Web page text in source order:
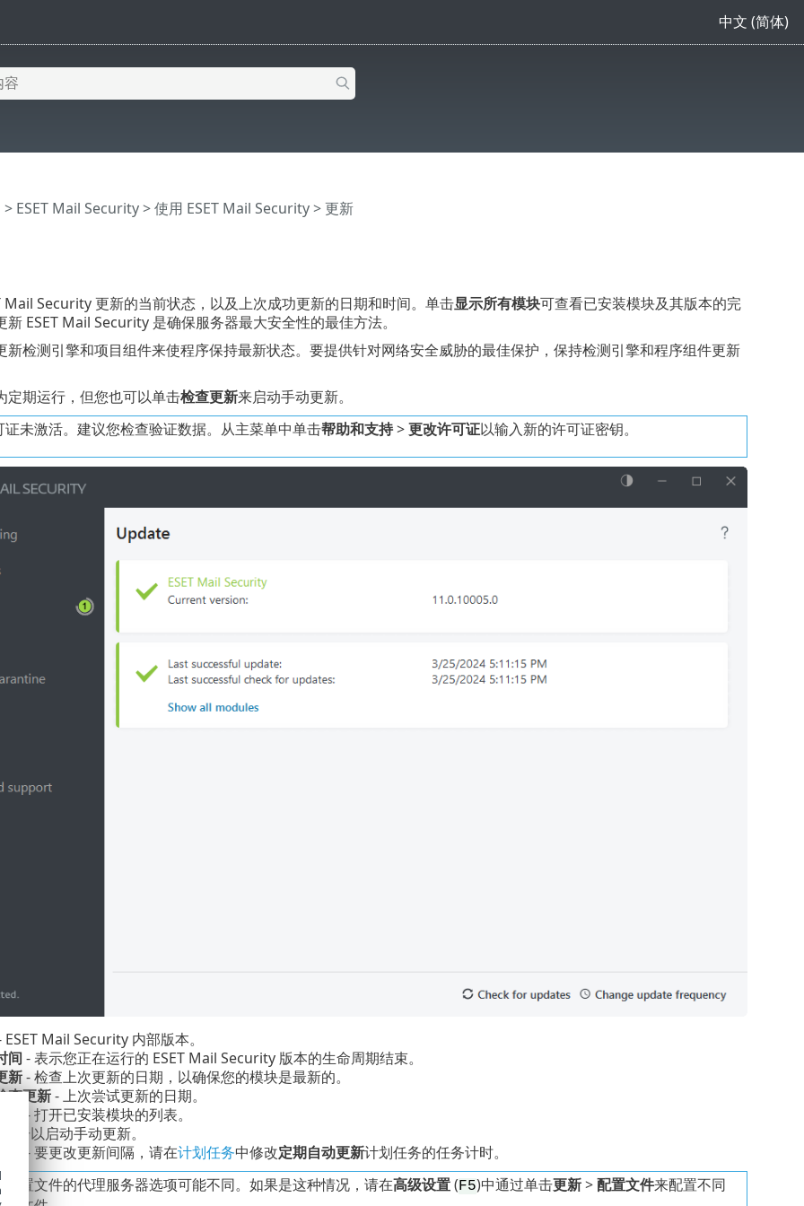
中文 (简体)
> ESET Mail Security>使用 ESET Mail Security> 更新
Mail Security 更新的当前状态，以及上次成功更新的日期和时间。单击显示所有模块可查看已安装模块及其版本的完
ESET Mail Security 是确保服务器最大安全性的最佳方法。
新检测引擎和项目组件来使程序保持最新状态。要提供针对网络安全威胁的最佳保护，保持检测引擎和程序组件更新
定期运行，但您也可以单击检查更新来启动手动更新。
证未激活。建议您检查验证数据。从主菜单中单击帮助和支持>更改许可证以输入新的许可证密钥。
Mail Security 内部版本。
间 - 表示您正在运行的 ESET Mail Security 版本的生命周期结束。
新- 检查上次更新的日期，以确保您的模块是最新的。
查更新- 上次尝试更新的日期。
- 打开已安装模块的列表。
击以启动手动更新。
- 要更改更新间隔，请在计划任务中修改定期自动更新计划任务的任务计时。
配置文件的代理服务器选项可能不同。如果是这种情况，请在高级设置( F5)中通过单击更新>配置文件来配置不同